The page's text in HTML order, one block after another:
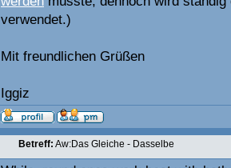
verwendet.)
Mit freundlichen Grüßen
Iggiz
Betreff: Aw:Das Gleiche - Dasselbe